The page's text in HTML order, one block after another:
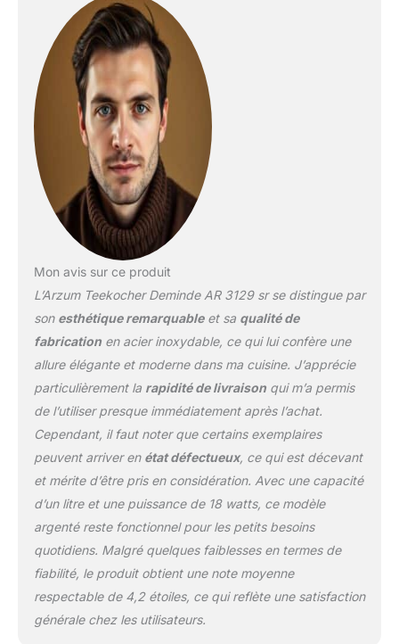
Mon avis sur ce produit
L’Arzum Teekocher Deminde AR 3129 sr se distingue par
son esthétique remarquableet sa qualité de
fabricationen acier inoxydable, ce qui lui confère une
allure élégante et moderne dans ma cuisine. J’apprécie
particulièrement la rapidité de livraisonqui m’a permis
de l’utiliser presque immédiatement après l’achat.
Cependant, il faut noter que certains exemplaires
peuvent arriver en état défectueux, ce qui est décevant
et mérite d’être pris en considération. Avec une capacité
d’un litre et une puissance de 18 watts, ce modèle
argenté reste fonctionnel pour les petits besoins
quotidiens. Malgré quelques faiblesses en termes de
fiabilité, le produit obtient une note moyenne
respectable de 4,2 étoiles, ce qui reflète une satisfaction
générale chez les utilisateurs.